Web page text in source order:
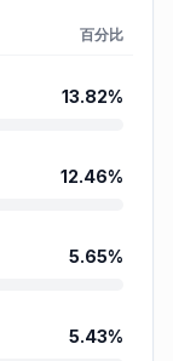
百分比
13.82%
12.46%
5.65%
5.43%